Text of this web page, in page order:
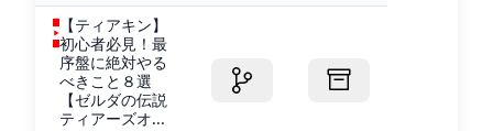
【ティアキン】
初心者必見！最
序盤に絶対やる
べきこと８選
【ゼルダの伝説
ティアーズオ...